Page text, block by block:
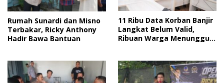
Rumah Sunardi dan Misno
Terbakar, Ricky Anthony
Hadir Bawa Bantuan
11 Ribu Data Korban Banjir
Langkat Belum Valid,
Ribuan Warga Menunggu